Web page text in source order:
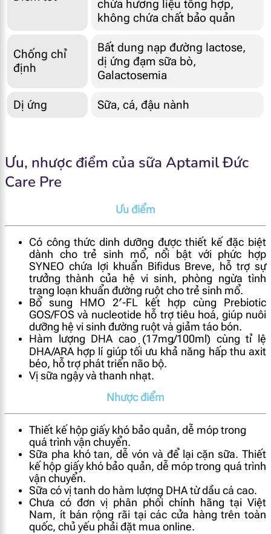
chứa hương liệu tổng hợp,
không chứa chất bảo quản
Chống chỉ
định
Bất dung nạp đường lactose,
dị ứng đạm sữa bò,
Galactosemia
Dị ứng Sữa, cá, đậu nành
Ưu, nhược điểm của sữa Aptamil Đức
Care Pre
Ưu điểm
Có công thức dinh dưỡng được thiết kế đặc biệt
dành cho trẻ sinh mổ, nổi bật với phức hợp
SYNEO chứa lợi khuẩn Bifidus Breve, hỗ trợ sự
trưởng thành của hệ vi sinh, phòng ngừa tình
trạng loạn khuẩn đường ruột cho trẻ sinh mổ.
Bổ sung HMO 2′-FL kết hợp cùng Prebiotic
GOS/FOS và nucleotide hỗ trợ tiêu hoá, giúp nuôi
dưỡng hệ vi sinh đường ruột và giảm táo bón.
Hàm lượng DHA cao ̣(17mg/100ml) cùng tỉ lệ
DHA/ARA hợp lí giúp tối ưu khả năng hấp thu axit
béo, hỗ trợ phát triển não bộ.
Vị sữa ngậy và thanh nhạt.
Nhược điểm
Thiết kế hộp giấy khó bảo quản, dễ móp trong
quá trình vận chuyển.
Sữa pha khó tan, dễ vón và để lại cặn sữa. Thiết
kế hộp giấy khó bảo quản, dễ móp trong quá trình
vận chuyển.
Sữa có vị tanh do hàm lượng DHA từ dầu cá cao.
Chưa có đơn vị phân phối chính hãng tại Việt
Nam, ít bán rộng rãi tại các cửa hàng trên toàn
quốc, chủ yếu phải đặt mua online.